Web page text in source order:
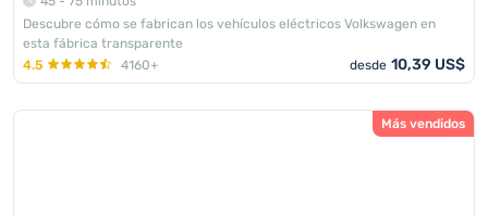
Descubre cómo se fabrican los vehículos eléctricos Volkswagen en
esta fábrica transparente
4.5
4160+ desde 10,39 US$
Más vendidos